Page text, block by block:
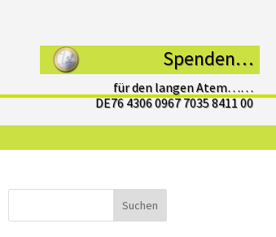
Spenden…
für den langen Atem……
DE76 4306 0967 7035 8411 00
Suchen